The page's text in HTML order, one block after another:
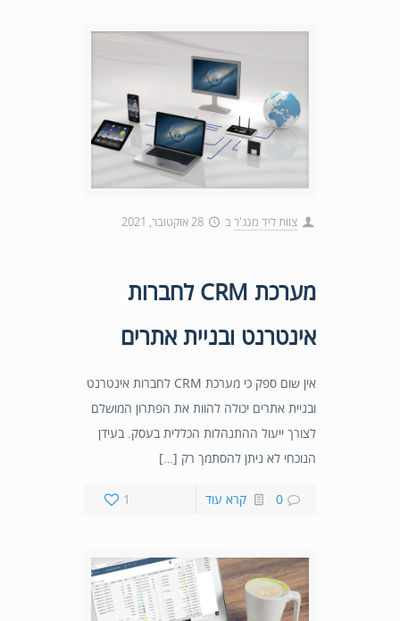
צוות ליד מנג'רב 28 אוקטובר, 2021
מערכת CRM לחברות
אינטרנט ובניית אתרים
אין שום ספק כי מערכת CRM לחברות אינטרנט
ובניית אתרים יכולה להוות את הפתרון המושלם
לצורך ייעול ההתנהלות הכללית בעסק. בעידן
הנוכחי לא ניתן להסתמך רק […]
1 0 קרא עוד